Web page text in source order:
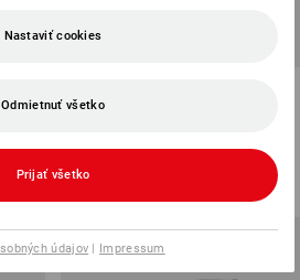
pánske
(v. DPH) od 20 ks
Nastaviť cookies
Odmietnuť všetko
Prijať všetko
údajov | Impressum